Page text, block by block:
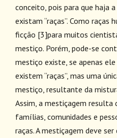
conceito, pois para que haja
existam “raças”. Como raças
ficção [3]para muitos
mestiço. Porém, pode-se
mestiço existe, se apenas
existem “raças”, mas uma
mestiço, resultante da
Assim, a mestiçagem resulta
famílias, comunidades e
raças. A mestiçagem deve